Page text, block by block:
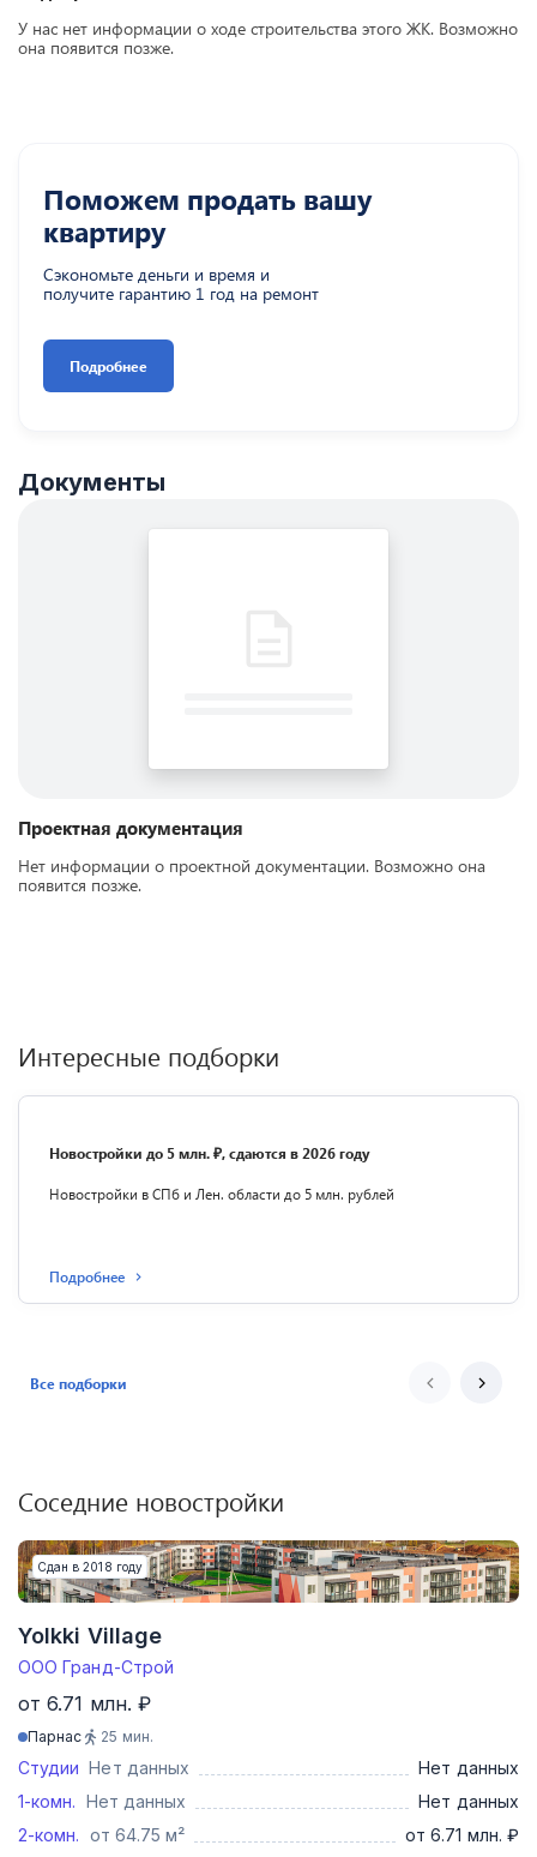
У нас нет информации о ходе строительства этого ЖК. Возможно
она появится позже.
Поможем продать вашу
квартиру
Сэкономьте деньги и время и
получите гарантию 1 год на ремонт
Подробнее
Документы
Проектная документация
Нет информации о проектной документации. Возможно она
появится позже.
Интересные подборки
Новостройки до 5 млн. ₽, сдаются в 2026 году
Новостройки в СПб и Лен. области до 5 млн. рублей
Подробнее
Все подборки
Соседние новостройки
Сдан в 2018 году
Yolkki Village
ООО Гранд-Строй
от 6.71 млн. ₽
Парнас 25 мин.
Студии Нет данных
Нет данных
1-комн. Нет данных
Нет данных
2-комн. от 64.75 м²
от 6.71 млн. ₽